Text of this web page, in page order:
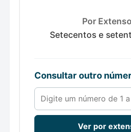
Por
Setecentos e
Consultar outro
Número de 1 a 100000
Ver por